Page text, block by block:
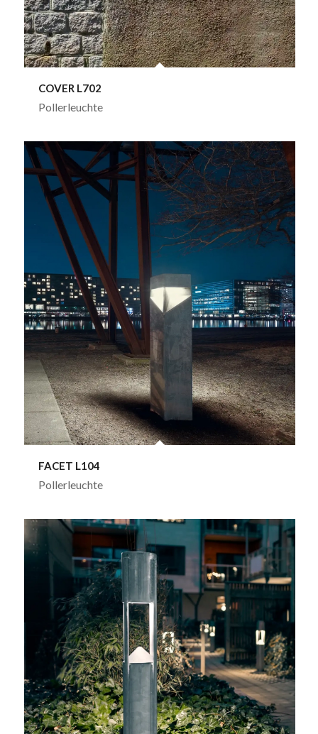
COVER L702
Pollerleuchte
FACET L104
Pollerleuchte